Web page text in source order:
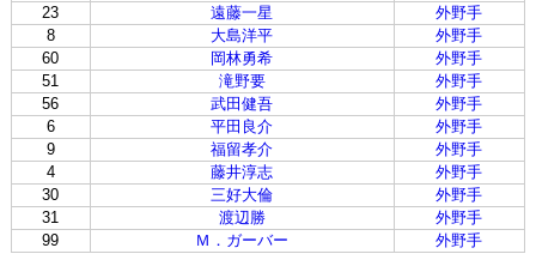
23
遠藤一星
外野手
8
大島洋平
外野手
60
岡林勇希
外野手
51
滝野要
外野手
56
武田健吾
外野手
6
平田良介
外野手
9
福留孝介
外野手
4
藤井淳志
外野手
30
三好大倫
外野手
31
渡辺勝
外野手
99
Ｍ．ガーバー 外野手